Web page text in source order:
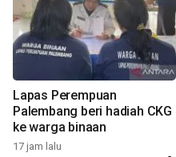
Lapas Perempuan
Palembang beri hadiah CKG
ke warga binaan
17 jam lalu